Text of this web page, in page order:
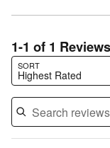
1-1 of 1 Reviews
SORT
Highest Rated
Search reviews…